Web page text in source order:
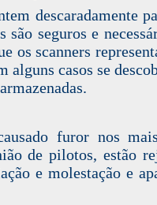
descaradamente
são seguros e
os scanners
alguns casos se
.
furor nos
de pilotos, estão
e molestação e